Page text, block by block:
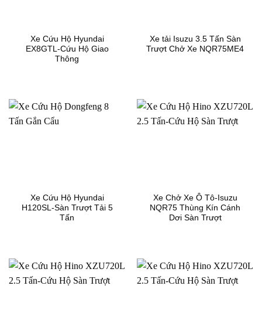
Xe Cứu Hộ Hyundai
EX8GTL-Cứu Hộ Giao
Thông
Xe tải Isuzu 3.5 Tấn Sàn
Trượt Chở Xe NQR75ME4
Xe Cứu Hộ Hyundai
H120SL-Sàn Trượt Tải 5
Tấn
Xe Chở Xe Ô Tô-Isuzu
NQR75 Thùng Kín Cánh
Dơi Sàn Trượt